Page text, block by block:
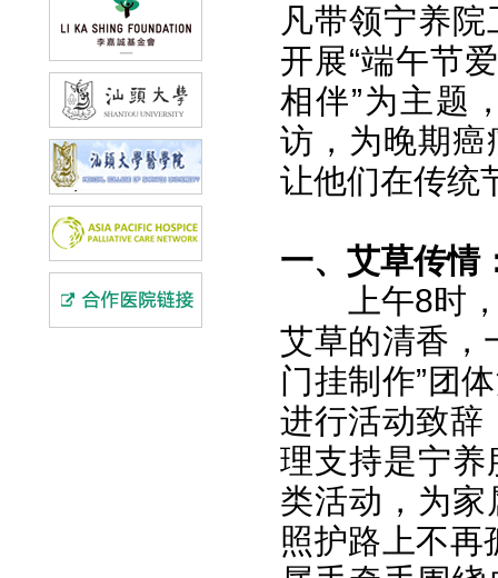
凡带领宁养
开展“端午节
相伴”为主题
访，为晚期
让他们在传统
一、艾草传情
上午8时
艾草的清香，
门挂制作”团
进行活动致辞
理支持是宁
类活动，为
照护路上不再